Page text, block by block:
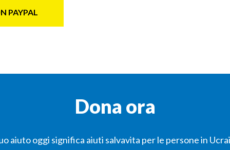
PAYPAL
Dona ora
aiuto oggi significa aiuti salvavita per le persone in